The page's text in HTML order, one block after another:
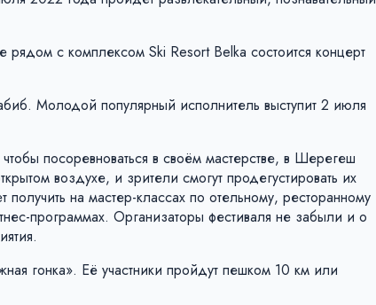
с комплексом Ski Resort Belka состоится концерт
Молодой популярный исполнитель выступит 2 июля
посоревноваться в своём мастерстве, в Шерегеш
воздухе, и зрители смогут продегустировать их
на мастер-классах по отельному, ресторанному
программах. Организаторы фестиваля не забыли и о
гонка». Её участники пройдут пешком 10 км или